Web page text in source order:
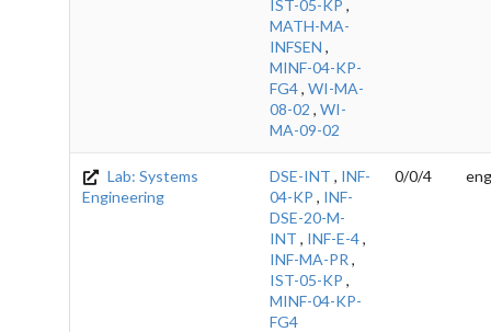
IST-05-KP ,
MATH-MA-
INFSEN ,
MINF-04-KP-
FG4, WI-MA-
08-02 , WI-
MA-09-02
Lab: Systems
Engineering
DSE-INT , INF-
04-KP , INF-
DSE-20-M-
INT , INF-E-4,
INF-MA-PR ,
IST-05-KP ,
MINF-04-KP-
FG4
0/0/4